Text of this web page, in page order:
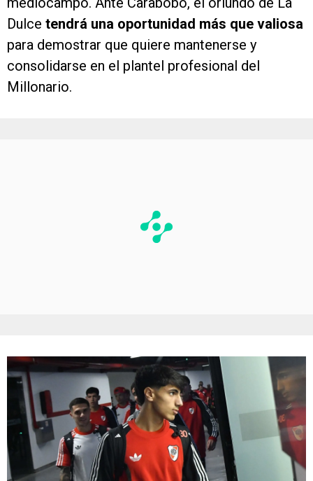
Dulce tendrá una oportunidad más que valiosa
para demostrar que quiere mantenerse y
consolidarse en el plantel profesional del
Millonario.